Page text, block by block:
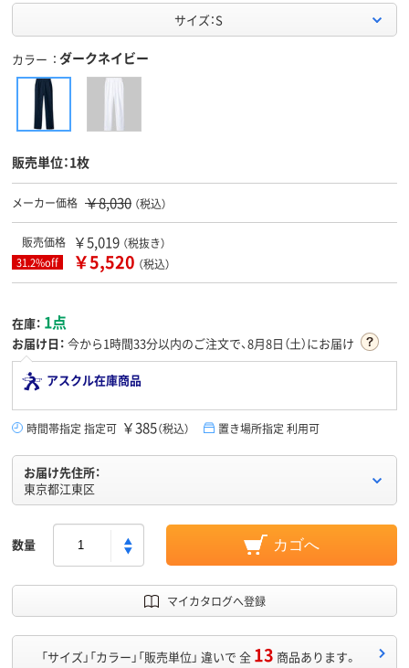
サイズ：S
カラー ダークネイビー
販売単位：1枚
メーカー価格 ￥8,030 （税込）
販売価格 ￥5,019 （税抜き）
31.2%off ￥5,520 （税込）
在庫： 1点
お届け日： 今から1時間33分以内のご注文で、8月8日（土）にお届け
アスクル在庫商品
時間帯指定 指定可 ￥385（税込） 置き場所指定 利用可
お届け先住所：
東京都江東区
数量 カゴへ
マイカタログへ登録
「サイズ」「カラー」「販売単位」 違いで 全 13 商品あります。